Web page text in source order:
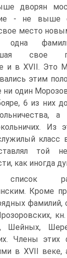
дворян
- не выше
место
одна
свое
и в XVII. Это
этим
ни один
6 из них
Из
класс
той
как иногда
Кроме
фамилий,
Шейных,
Члены этих
в XVII